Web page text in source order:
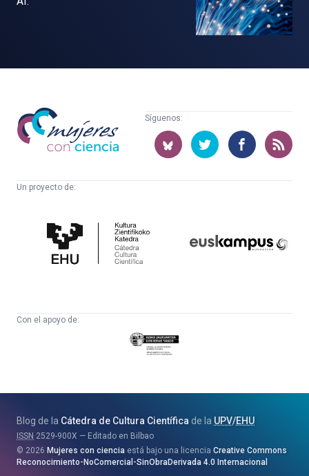
Mujeres
con
ciencia
Síguenos:
Un proyecto de:
Cultura
Científica
Con el apoyo de:
Eusko
Jaurlaritza
eta
Berrikuntza
Saila
Blog de la Cátedra de Cultura Científica de la UPV/EHU
ISSN 2529-900X
Editado en Bilbao
2026 Mujeres con ciencia está bajo una licencia Creative Commons
Reconocimiento-NoComercial-SinObraDerivada 4.0 Internacional